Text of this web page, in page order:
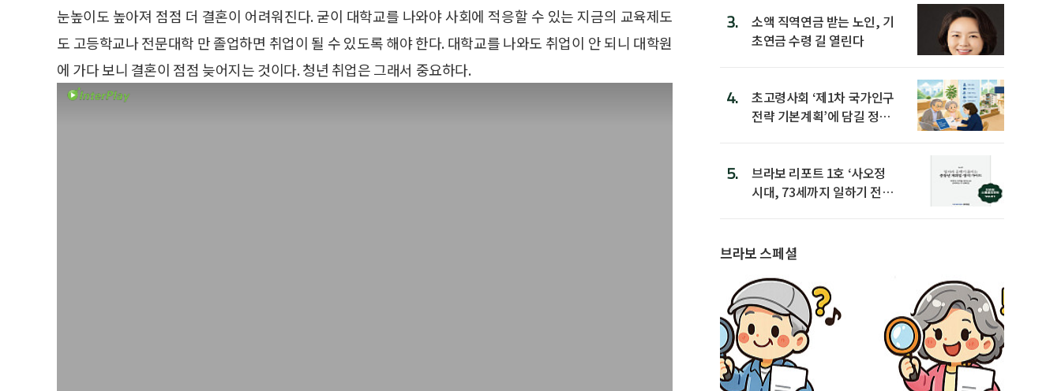
눈높이도 높아져 점점 더 결혼이 어려워진다. 굳이 대학교를 나와야 사회에 적응할 수 있는 지금의 교육제도
도 고등학교나 전문대학 만 졸업하면 취업이 될 수 있도록 해야 한다. 대학교를 나와도 취업이 안 되니 대학원
에 가다 보니 결혼이 점점 늦어지는 것이다. 청년 취업은 그래서 중요하다.
3.
소액 직역연금 받는 노인, 기
초연금 수령 길 열린다
4.
초고령사회 ‘제1차 국가인구
전략 기본계획’에 담길 정책
5.
브라보 리포트 1호 ‘사오정
시대, 73세까지 일하기 전략’
브라보 스페셜